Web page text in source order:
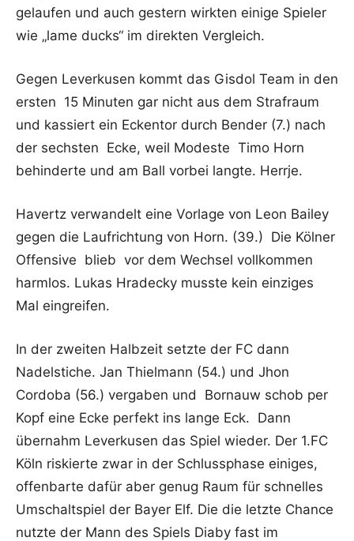
gelaufen und auch gestern wirkten einige Spieler
wie „lame ducks“ im direkten Vergleich.
Gegen Leverkusen kommt das Gisdol Team in den
ersten 15 Minuten gar nicht aus dem Strafraum
und kassiert ein Eckentor durch Bender (7.) nach
der sechsten Ecke, weil Modeste Timo Horn
behinderte und am Ball vorbei langte. Herrje.
Havertz verwandelt eine Vorlage von Leon Bailey
gegen die Laufrichtung von Horn. (39.) Die Kölner
Offensive blieb vor dem Wechsel vollkommen
harmlos. Lukas Hradecky musste kein einziges
Mal eingreifen.
In der zweiten Halbzeit setzte der FC dann
Nadelstiche. Jan Thielmann (54.) und Jhon
Cordoba (56.) vergaben und Bornauw schob per
Kopf eine Ecke perfekt ins lange Eck. Dann
übernahm Leverkusen das Spiel wieder. Der 1.FC
Köln riskierte zwar in der Schlussphase einiges,
offenbarte dafür aber genug Raum für schnelles
Umschaltspiel der Bayer Elf. Die die letzte Chance
nutzte der Mann des Spiels Diaby fast im